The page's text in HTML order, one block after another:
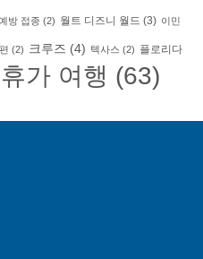
방 접종 (2) 월트 디즈니 월드 (3) 이민
(2) 크루즈 (4) 텍사스 (2) 플로리다
휴가 여행 (63)